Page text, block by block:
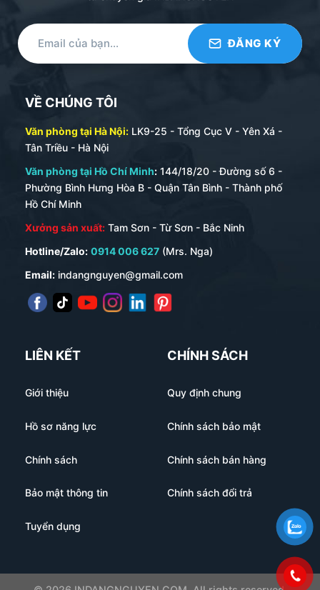
VỀ CHÚNG TÔI
Văn phòng tại Hà Nội: LK9-25 - Tổng Cục V - Yên Xá -
Tân Triều - Hà Nội
Văn phòng tại Hồ Chí Minh: 144/18/20 - Đường số 6 -
Phường Bình Hưng Hòa B - Quận Tân Bình - Thành phố
Hồ Chí Minh
Xưởng sản xuất: Tam Sơn - Từ Sơn - Bắc Ninh
Hotline/Zalo: 0914 006 627 (Mrs. Nga)
Email: indangnguyen@gmail.com
LIÊN KẾT
Giới thiệu
Hồ sơ năng lực
Chính sách
Bảo mật thông tin
Tuyển dụng
CHÍNH SÁCH
Quy định chung
Chính sách bảo mật
Chính sách bán hàng
Chính sách đổi trả